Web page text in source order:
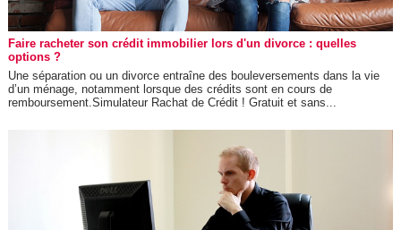
Faire racheter son crédit immobilier lors d'un divorce : quelles
options ?
Une séparation ou un divorce entraîne des bouleversements dans la vie
d’un ménage, notamment lorsque des crédits sont en cours de
remboursement.Simulateur Rachat de Crédit ! Gratuit et sans...